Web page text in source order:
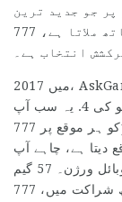
پر جو جدید ترین
گیمنگ کو جاپانی فنکاری کے ساتھ ملاتا ہے، 777pkr ایک
انتخاب ہے۔
2017 میں، AskGamb l ers نے 777pkr کو دنیا کا بہترین
مجموعی آن لائن کیسینو قرار دیا، اور اس کیسینو کی 4. یہ سب آپ
کو ہر موقع پر 777pkr کے قابلِ اعتماد آن لائن کیسینو میں شرط
دیتا ہے، چاہے آپ
آفیشل ویب سائٹ منتخب کریں یا ایک فعال موبائل ورژن۔ 57 گیم
اسٹوڈیوز کے ساتھ شراکت میں، 777pkr ایک متنوع اور اعلیٰ